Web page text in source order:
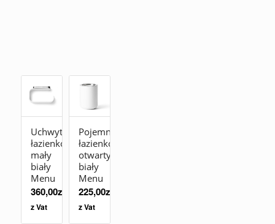
Uchwyt
łazienkowy
mały
biały
Menu
360,00zł
z Vat
Pojemnik
łazienkowy
otwarty
biały
Menu
225,00zł
z Vat